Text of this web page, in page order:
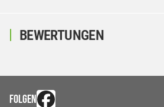
BEWERTUNGEN
FOLGEN